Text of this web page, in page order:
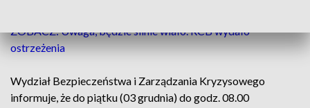
ZOBACZ: Uwaga, będzie silnie wiało. RCB wydało
ostrzeżenia
Wydział Bezpieczeństwa i Zarządzania Kryzysowego
informuje, że do piątku (03 grudnia) do godz. 08.00